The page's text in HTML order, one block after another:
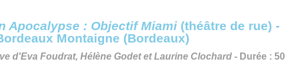
Apocalypse : Objectif Miami(théâtre de rue) -
Montaigne (Bordeaux)
d'Eva Foudrat, Hélène Godet et Laurine Clochard - Durée : 50